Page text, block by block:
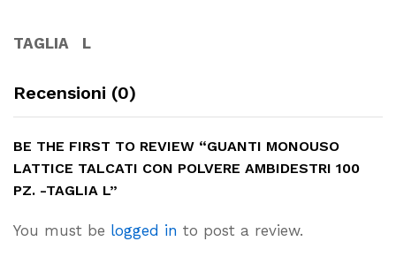
TAGLIA L
Recensioni (0)
BE THE FIRST TO REVIEW “GUANTI MONOUSO
LATTICE TALCATI CON POLVERE AMBIDESTRI 100
PZ. -TAGLIA L”
You must be logged in to post a review.